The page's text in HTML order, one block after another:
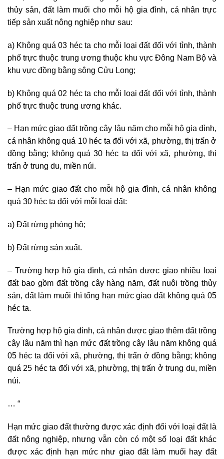
thủy sản, đất làm muối cho mỗi hộ gia đình, cá nhân trực
tiếp sản xuất nông nghiệp như sau:
a) Không quá 03 héc ta cho mỗi loại đất đối với tỉnh, thành
phố trực thuộc trung ương thuộc khu vực Đông Nam Bộ và
khu vực đồng bằng sông Cửu Long;
b) Không quá 02 héc ta cho mỗi loại đất đối với tỉnh, thành
phố trực thuộc trung ương khác.
– Hạn mức giao đất trồng cây lâu năm cho mỗi hộ gia đình,
cá nhân không quá 10 héc ta đối với xã, phường, thị trấn ở
đồng bằng; không quá 30 héc ta đối với xã, phường, thị
trấn ở trung du, miền núi.
– Hạn mức giao đất cho mỗi hộ gia đình, cá nhân không
quá 30 héc ta đối với mỗi loại đất:
a) Đất rừng phòng hộ;
b) Đất rừng sản xuất.
– Trường hợp hộ gia đình, cá nhân được giao nhiều loại
đất bao gồm đất trồng cây hàng năm, đất nuôi trồng thủy
sản, đất làm muối thì tổng hạn mức giao đất không quá 05
héc ta.
Trường hợp hộ gia đình, cá nhân được giao thêm đất trồng
cây lâu năm thì hạn mức đất trồng cây lâu năm không quá
05 héc ta đối với xã, phường, thị trấn ở đồng bằng; không
quá 25 héc ta đối với xã, phường, thị trấn ở trung du, miền
núi.
… “
Hạn mức giao đất thường được xác định đối với loại đất là
đất nông nghiệp, nhưng vẫn còn có một số loại đất khác
được xác định hạn mức như giao đất làm muối hay đất